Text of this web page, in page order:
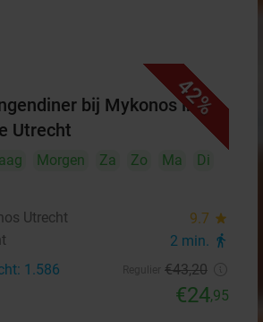
42%
bij Mykonos in
Utrecht
Morgen Za Zo Ma
Di
Utrecht
9.7 star
2 min. directions_walk
1.586 €43,20
€24,95